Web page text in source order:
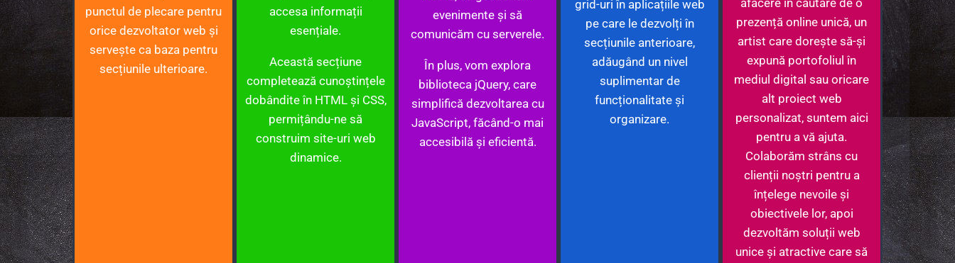
punctul de plecare pentru
orice dezvoltator web și
servește ca baza pentru
secțiunile ulterioare.
accesa informații
esențiale.
Această secțiune
completează cunoștințele
dobândite în HTML și CSS,
permițându-ne să
construim site-uri web
dinamice.
evenimente și să
comunicăm cu serverele.
În plus, vom explora
biblioteca jQuery, care
simplifică dezvoltarea cu
JavaScript, făcând-o mai
accesibilă și eficientă.
grid-uri în aplicațiile web
pe care le dezvolți în
secțiunile anterioare,
adăugând un nivel
suplimentar de
funcționalitate și
organizare.
afacere în căutare de o
prezență online unică, un
artist care dorește să-și
expună portofoliul în
mediul digital sau oricare
alt proiect web
personalizat, suntem aici
pentru a vă ajuta.
Colaborăm strâns cu
clienții noștri pentru a
înțelege nevoile și
obiectivele lor, apoi
dezvoltăm soluții web
unice și atractive care să